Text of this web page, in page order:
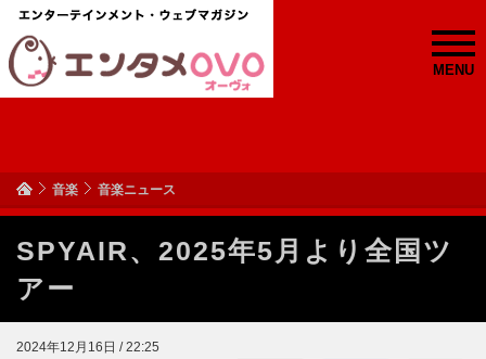
MENU
音楽 音楽ニュース
SPYAIR、2025年5月より全国ツ
アー
2024年12月16日 / 22:25